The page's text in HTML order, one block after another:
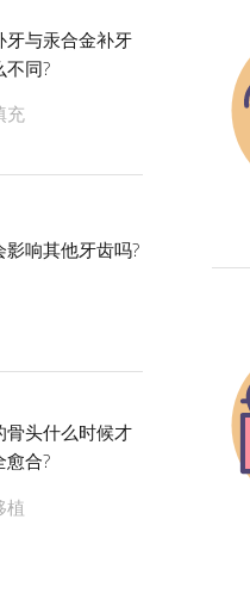
牙与汞合金补牙
不同?
充
影响其他牙齿吗?
骨头什么时候才
愈合?
植